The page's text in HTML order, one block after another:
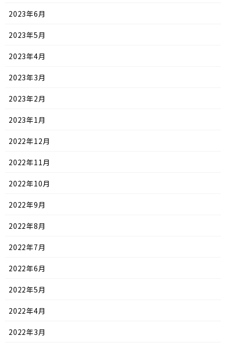
2023年6月
2023年5月
2023年4月
2023年3月
2023年2月
2023年1月
2022年12月
2022年11月
2022年10月
2022年9月
2022年8月
2022年7月
2022年6月
2022年5月
2022年4月
2022年3月